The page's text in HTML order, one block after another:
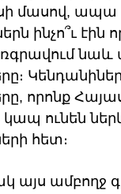
մասով, ապա
ինչո՞ւ էին
նաև
որոնք
կապ ունեն
հետ։
այս ամբողջ